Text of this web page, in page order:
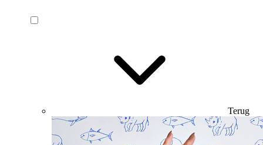
Terug